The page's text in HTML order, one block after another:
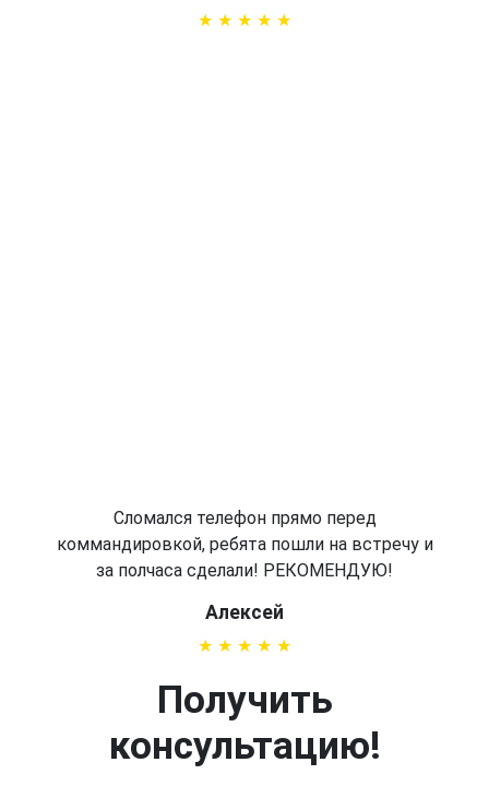
Сломался телефон прямо перед
коммандировкой, ребята пошли на встречу и
за полчаса сделали! РЕКОМЕНДУЮ!
Алексей
Получить
консультацию!